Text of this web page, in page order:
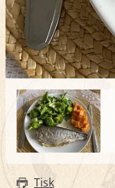
Tisk